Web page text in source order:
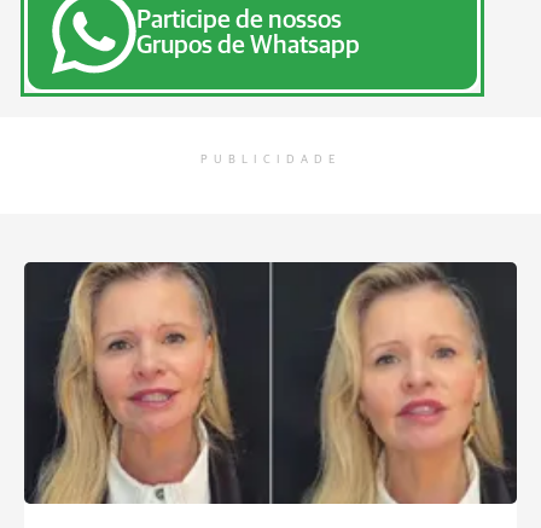
Participe de nossos
Grupos de Whatsapp
PUBLICIDADE